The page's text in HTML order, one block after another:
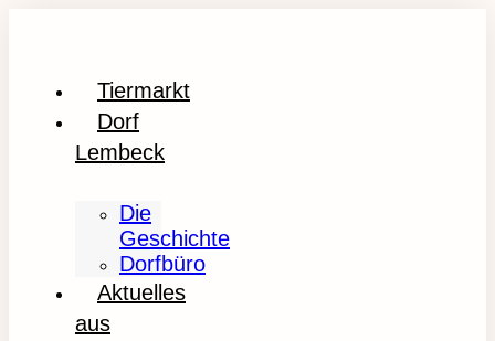
Tiermarkt
Dorf
Lembeck
Die
Geschichte
Dorfbüro
Aktuelles
aus